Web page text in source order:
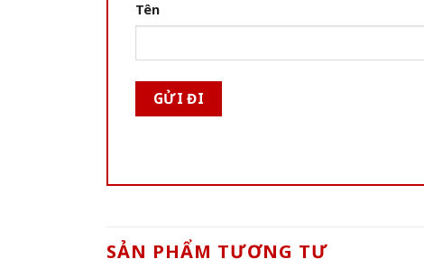
Tên
SẢN PHẨM TƯƠNG TỰ